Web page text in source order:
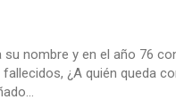
nombre y en el año 76
¿A quién queda